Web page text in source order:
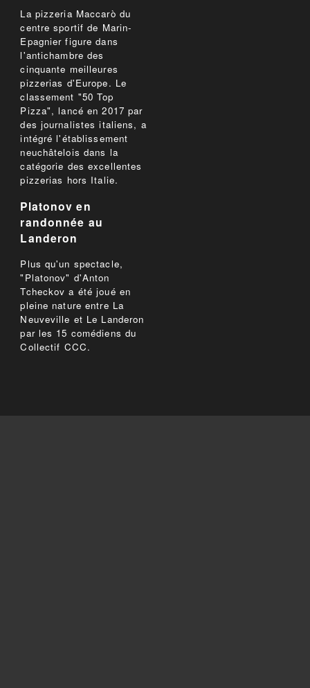
La pizzeria Maccarò du
centre sportif de Marin-
Epagnier figure dans
l'antichambre des
cinquante meilleures
pizzerias d'Europe. Le
classement "50 Top
Pizza", lancé en 2017 par
des journalistes italiens, a
intégré l'établissement
neuchâtelois dans la
catégorie des excellentes
pizzerias hors Italie.
Platonov en
randonnée au
Landeron
Plus qu'un spectacle,
"Platonov" d'Anton
Tcheckov a été joué en
pleine nature entre La
Neuveville et Le Landeron
par les 15 comédiens du
Collectif CCC.